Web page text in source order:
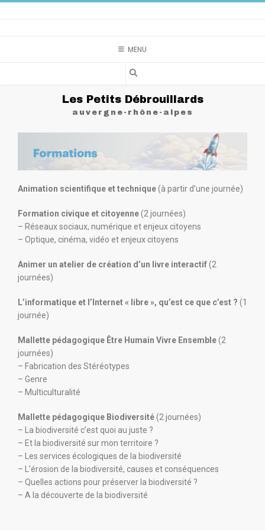
MENU
Les Petits Débrouillards
auvergne-rhône-alpes
Animation scientifique et technique(à partir d’une journée)
Formation civique et citoyenne(2 journées)
– Réseaux sociaux, numérique et enjeux citoyens
– Optique, cinéma, vidéo et enjeux citoyens
Animer un atelier de création d’un livre interactif(2
journées)
L’informatique et l’Internet « libre », qu’est ce que c’est ? (1
journée)
Mallette pédagogique Être Humain Vivre Ensemble(2
journées)
– Fabrication des Stéréotypes
– Genre
– Multiculturalité
Mallette pédagogique Biodiversité(2 journées)
– La biodiversité c’est quoi au juste ?
– Et la biodiversité sur mon territoire ?
– Les services écologiques de la biodiversité
– L’érosion de la biodiversité, causes et conséquences
– Quelles actions pour préserver la biodiversité ?
– A la découverte de la biodiversité